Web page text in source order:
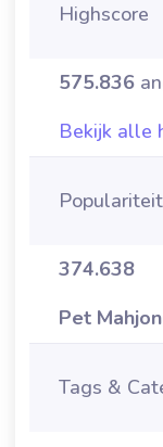
Highscore
575.836
Bekijk alle
Populariteit
374.638
Pet
Tags &